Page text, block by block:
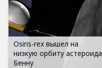
Osiris-rex вышел на
низкую орбиту астероида
Бенну